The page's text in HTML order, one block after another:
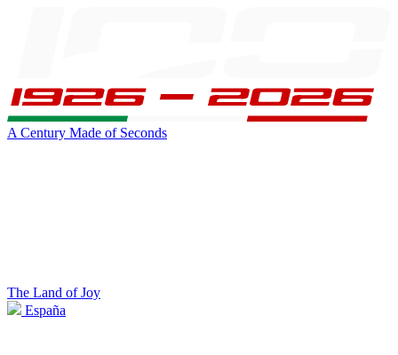
A Century Made of Seconds
The Land of Joy
España